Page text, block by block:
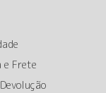
e Frete